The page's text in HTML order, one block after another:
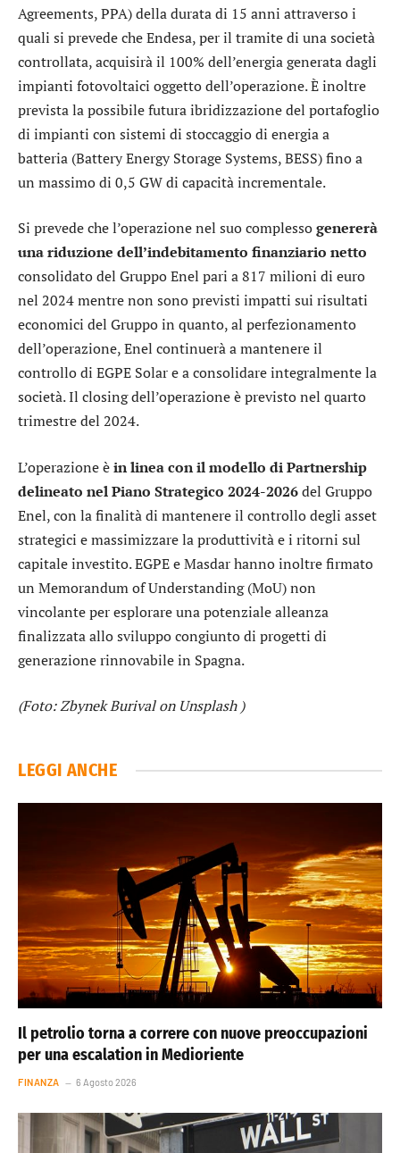
Agreements, PPA) della durata di 15 anni attraverso i
quali si prevede che Endesa, per il tramite di una società
controllata, acquisirà il 100% dell’energia generata dagli
impianti fotovoltaici oggetto dell’operazione. È inoltre
prevista la possibile futura ibridizzazione del portafoglio
di impianti con sistemi di stoccaggio di energia a
batteria (Battery Energy Storage Systems, BESS) fino a
un massimo di 0,5 GW di capacità incrementale.
Si prevede che l’operazione nel suo complessogenererà
una riduzione dell’indebitamento finanziario netto
consolidato del Gruppo Enel pari a 817 milioni di euro
nel 2024 mentre non sono previsti impatti sui risultati
economici del Gruppo in quanto, al perfezionamento
dell’operazione, Enel continuerà a mantenere il
controllo di EGPE Solar e a consolidare integralmente la
società. Il closing dell’operazione è previsto nel quarto
trimestre del 2024.
L’operazione èin linea con il modello di Partnership
delineato nel Piano Strategico 2024-2026del Gruppo
Enel, con la finalità di mantenere il controllo degli asset
strategici e massimizzare la produttività e i ritorni sul
capitale investito. EGPE e Masdar hanno inoltre firmato
un Memorandum of Understanding (MoU) non
vincolante per esplorare una potenziale alleanza
finalizzata allo sviluppo congiunto di progetti di
generazione rinnovabile in Spagna.
(Foto: Zbynek Burival on Unsplash )
LEGGI ANCHE
Il petrolio torna a correre con nuove preoccupazioni
per una escalation in Medioriente
FINANZA 6 Agosto 2026